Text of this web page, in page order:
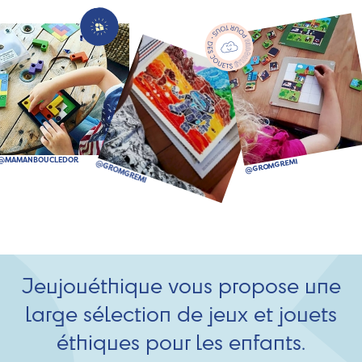
Jeujouéthique vous propose une
large sélection de jeux et jouets
éthiques pour les enfants.